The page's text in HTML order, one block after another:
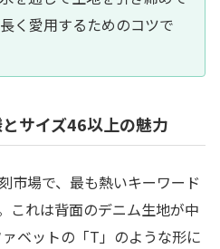
く愛用するためのコツで
サイズ46以上の魅力
市場で、最も熱いキーワード
これは背面のデニム生地が中
ベットの「T」のような形に